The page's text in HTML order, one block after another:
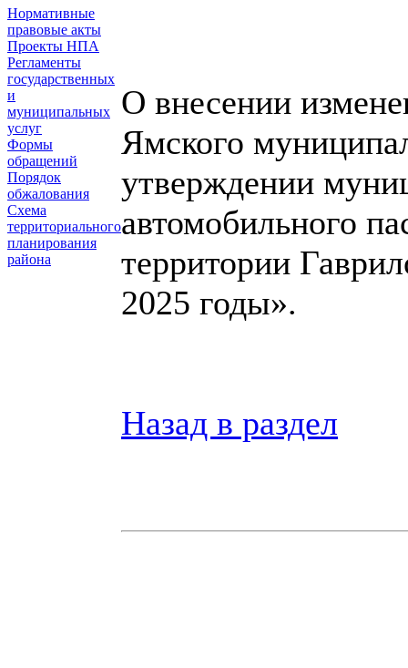
Нормативные
правовые акты
Проекты НПА
Регламенты
государственных
и
муниципальных
услуг
Формы
обращений
Порядок
обжалования
Схема
территориального
планирования
района
О внесении
Ямского
утверждении
автомобильного
территории
2025 годы».
Назад в раздел